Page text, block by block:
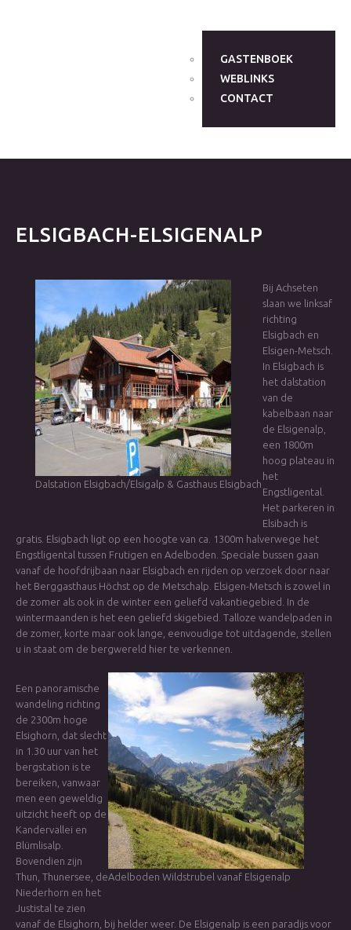
GASTENBOEK
WEBLINKS
CONTACT
ELSIGBACH-ELSIGENALP
Dalstation Elsigbach/Elsigalp & Gasthaus Elsigbach
Bij Achseten
slaan we linksaf
richting
Elsigbach en
Elsigen-Metsch.
In Elsigbach is
het dalstation
van de
kabelbaan naar
de Elsigenalp,
een 1800m
hoog plateau in
het
Engstligental.
Het parkeren in
Elsibach is
gratis. Elsigbach ligt op een hoogte van ca. 1300m halverwege het
Engstligental tussen Frutigen en Adelboden. Speciale bussen gaan
vanaf de hoofdrijbaan naar Elsigbach en rijden op verzoek door naar
het Berggasthaus Höchst op de Metschalp. Elsigen-Metsch is zowel in
de zomer als ook in de winter een geliefd vakantiegebied. In de
wintermaanden is het een geliefd skigebied. Talloze wandelpaden in
de zomer, korte maar ook lange, eenvoudige tot uitdagende, stellen
u in staat om de bergwereld hier te verkennen.
Adelboden Wildstrubel vanaf Elsigenalp
Een panoramische
wandeling richting
de 2300m hoge
Elsighorn, dat slecht
in 1.30 uur van het
bergstation is te
bereiken, vanwaar
men een geweldig
uitzicht heeft op de
Kandervallei en
Blümlisalp.
Bovendien zijn
Thun, Thunersee, de
Niederhorn en het
Justistal te zien
vanaf de Elsighorn, bij helder weer. De Elsigenalp is een paradijs voor